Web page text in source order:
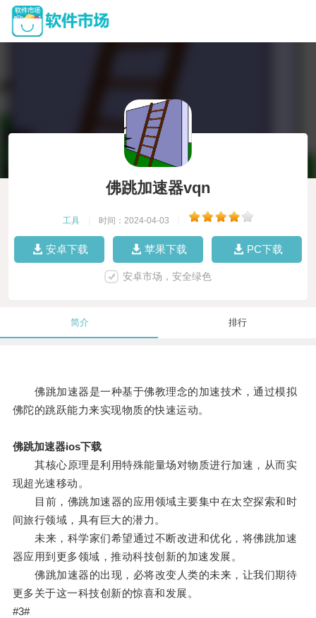
佛跳加速器vqn
工具 时间：2024-04-03
安卓下载 苹果下载 PC下载
安卓市场，安全绿色
简介 排行
佛跳加速器是一种基于佛教理念的加速技术，通过模拟
佛陀的跳跃能力来实现物质的快速运动。
佛跳加速器ios下载
其核心原理是利用特殊能量场对物质进行加速，从而实
现超光速移动。
目前，佛跳加速器的应用领域主要集中在太空探索和时
间旅行领域，具有巨大的潜力。
未来，科学家们希望通过不断改进和优化，将佛跳加速
器应用到更多领域，推动科技创新的加速发展。
佛跳加速器的出现，必将改变人类的未来，让我们期待
更多关于这一科技创新的惊喜和发展。
#3#